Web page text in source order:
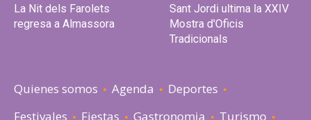
La Nit dels Farolets
regresa a Almassora
Sant Jordi ultima la XXIV
Mostra d'Oficis
Tradicionals
Quienes somos Agenda
Deportes
Festivales
Fiestas Gastronomia
Turismo